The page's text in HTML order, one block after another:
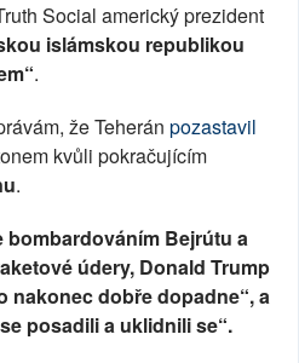
Social americký prezident
islámskou republikou
.
že Teherán pozastavil
kvůli pokračujícím
.
bombardováním Bejrútu a
údery, Donald Trump
nakonec dobře dopadne“, a
posadili a uklidnili se“.